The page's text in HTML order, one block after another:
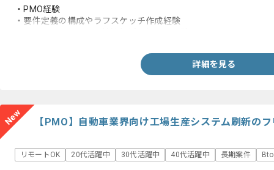
・PMO経験
・要件定義の構成やラフスケッチ作成経験
詳細を見る
New 【PMO】自動車業界向け工場生産システム刷新の
リモートOK 20代活躍中 30代活躍中 40代活躍中 長期案件